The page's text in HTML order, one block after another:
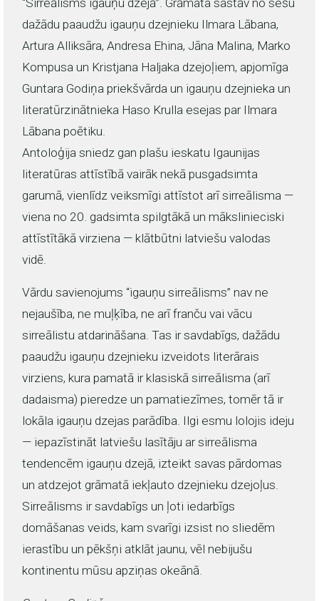
“Sirreālisms igauņu dzejā”. Grāmata sastāv no sešu
dažādu paaudžu igauņu dzejnieku Ilmara Lābana,
Artura Alliksāra, Andresa Ehina, Jāna Malina, Marko
Kompusa un Kristjana Haljaka dzejoļiem, apjomīga
Guntara Godiņa priekšvārda un igauņu dzejnieka un
literatūrzinātnieka Haso Krulla esejas par Ilmara
Lābana poētiku.
Antoloģija sniedz gan plašu ieskatu Igaunijas
literatūras attīstībā vairāk nekā pusgadsimta
garumā, vienlīdz veiksmīgi attīstot arī sirreālisma —
viena no 20. gadsimta spilgtākā un mākslinieciski
attīstītākā virziena — klātbūtni latviešu valodas
vidē.
Vārdu savienojums “igauņu sirreālisms” nav ne
nejaušība, ne muļķība, ne arī franču vai vācu
sirreālistu atdarināšana. Tas ir savdabīgs, dažādu
paaudžu igauņu dzejnieku izveidots literārais
virziens, kura pamatā ir klasiskā sirreālisma (arī
dadaisma) pieredze un pamatiezīmes, tomēr tā ir
lokāla igauņu dzejas parādība. Ilgi esmu lolojis ideju
— iepazīstināt latviešu lasītāju ar sirreālisma
tendencēm igauņu dzejā, izteikt savas pārdomas
un atdzejot grāmatā iekļauto dzejnieku dzejoļus.
Sirreālisms ir savdabīgs un ļoti iedarbīgs
domāšanas veids, kam svarīgi izsist no sliedēm
ierastību un pēkšņi atklāt jaunu, vēl nebijušu
kontinentu mūsu apziņas okeānā.